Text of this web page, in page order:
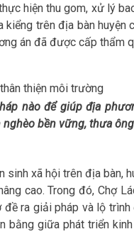
hiện thu gom, xử lý
trên địa bàn
án đã được cấp thẩm
thiện môi trường
nào để giúp địa
bền vững, thưa
xã hội trên địa bàn,
cao. Trong đó, Chợ
ra giải pháp và lộ
bằng giữa phát triển